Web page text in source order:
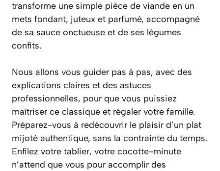
transforme une simple pièce de viande en un
mets fondant, juteux et parfumé, accompagné
de sa sauce onctueuse et de ses légumes
confits.
Nous allons vous guider pas à pas, avec des
explications claires et des astuces
professionnelles, pour que vous puissiez
maîtriser ce classique et régaler votre famille.
Préparez-vous à redécouvrir le plaisir d’un plat
mijoté authentique, sans la contrainte du temps.
Enfilez votre tablier, votre cocotte-minute
n’attend que vous pour accomplir des